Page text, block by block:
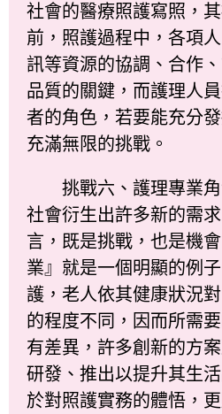
社會的醫療照護寫照，
前，照護過程中，各項
訊等資源的協調、合作
品質的關鍵，而護理人
者的角色，若要能充分
充滿無限的挑戰。
挑戰六、護理專業角
社會衍生出許多新的需
言，既是挑戰，也是機
業』就是一個明顯的例
護，老人依其健康狀況
的程度不同，因而所需
有差異，許多創新的方
研發、推出以提升其生
於對照護實務的體悟，